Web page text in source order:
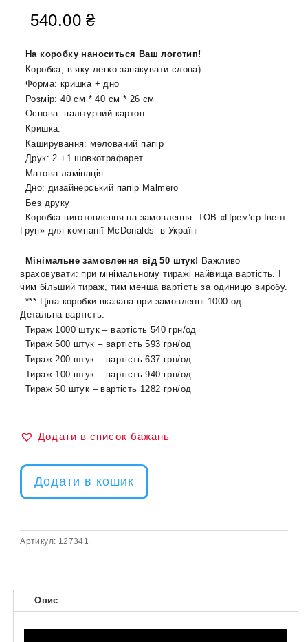
540.00₴
На коробку наноситься Ваш логотип!
Коробка, в яку легко запакувати слона)
Форма: кришка + дно
Розмір: 40 см * 40 см * 26 см
Основа: палітурний картон
Кришка:
Каширування: мелований папір
Друк: 2 +1 шовкотрафарет
Матова ламінація
Дно: дизайнерський папір Malmero
Без друку
Коробка виготовлення на замовлення ТОВ «Прем’єр Івент
Груп» для компанії McDonalds в Україні
Мінімальне замовлення від 50 штук! Важливо
враховувати: при мінімальному тиражі найвища вартість. І
чим більший тираж, тим менша вартість за одиницю виробу.
*** Ціна коробки вказана при замовленні 1000 од.
Детальна вартість:
Тираж 1000 штук – вартість 540 грн/од
Тираж 500 штук – вартість 593 грн/од
Тираж 200 штук – вартість 637 грн/од
Тираж 100 штук – вартість 940 грн/од
Тираж 50 штук – вартість 1282 грн/од
Додати в список бажань
Додати в кошик
Артикул: 127341
Опис